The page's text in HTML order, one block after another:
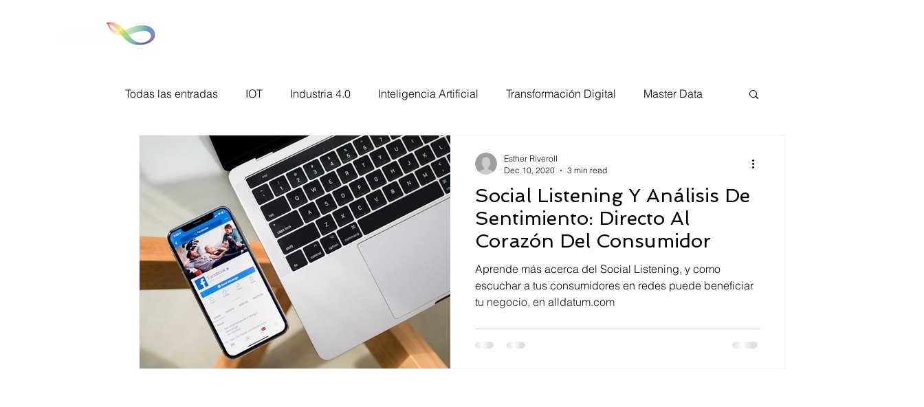
Todas las entradas IOT Industria 4.0 Inteligencia Artificial Transformación Digital Master Data
Tecnologías de la Información Internet de las Cosas
Social Listening Y Análisis De
Sentimiento: Directo Al
Corazón Del Consumidor
Aprende más acerca del Social Listening, y como
escuchar a tus consumidores en redes puede beneficiar
tu negocio, en alldatum.com
Esther Riveroll
Dec 10, 2020
3 min read